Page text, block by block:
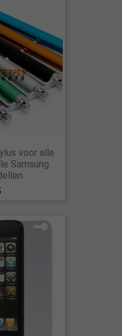
voor alle
Samsung